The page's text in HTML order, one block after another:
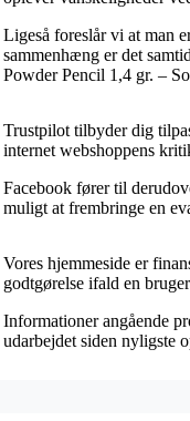
Ligeså foreslår vi at man
sammenhæng er det
Powder Pencil 1,4 gr. –
Trustpilot tilbyder dig
internet webshoppens
Facebook fører til
muligt at frembringe en
Vores hjemmeside er
godtgørelse ifald en
Informationer angående
udarbejdet siden nyligste